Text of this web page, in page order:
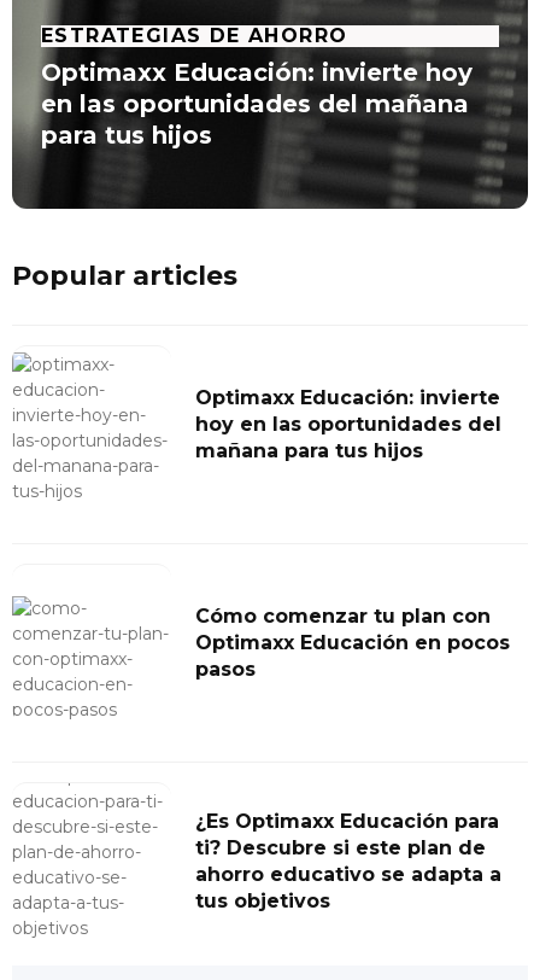
ESTRATEGIAS DE AHORRO
Optimaxx Educación: invierte hoy
en las oportunidades del mañana
para tus hijos
Popular articles
Optimaxx Educación: invierte
hoy en las oportunidades del
mañana para tus hijos
Cómo comenzar tu plan con
Optimaxx Educación en pocos
pasos
¿Es Optimaxx Educación para
ti? Descubre si este plan de
ahorro educativo se adapta a
tus objetivos